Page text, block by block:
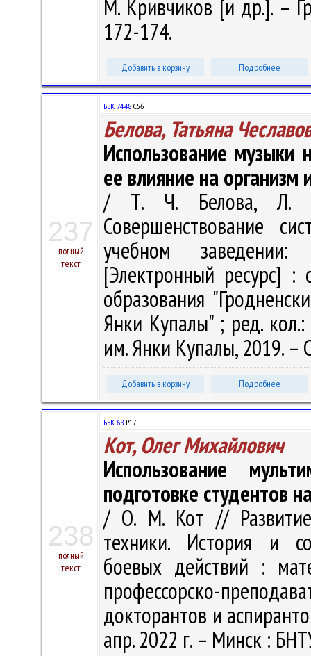
М. Кривчиков [и др.]. –
172-174.
Добавить в корзину Подробнее
237
полный
текст
ББК 74.48 С56
Белова, Татьяна
Использование музыки
ее влияние на организм
/ Т. Ч. Белова, Л.
Совершенствование
учебном заведении:
[Электронный ресурс]
образования
Янки Купалы" ; ред.
им. Янки Купалы, 2019. –
Добавить в корзину Подробнее
238
полный
текст
ББК 68.Р17
Кот, Олег Михайлович
Использование
подготовке студентов
/ О. М. Кот // Развитие
техники. История и
боевых действий :
профессорско-
докторантов и
апр. 2022 г. – Минск :